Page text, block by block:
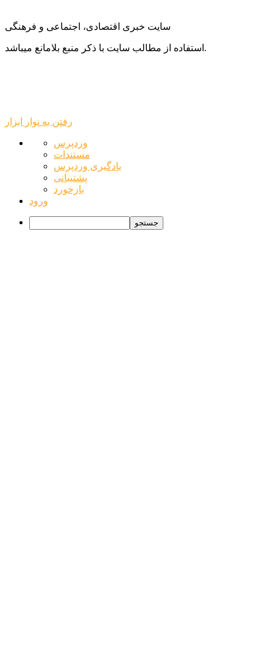
سایت خبری اقتصادی، اجتماعی و فرهنگی
استفاده از مطالب سایت با ذکر منبع بلامانع میباشد.
رفتن به نوار ابزار
درباره
وردپرس
وردپرس
مستندات
یادگیری وردپرس
پشتیبانی
بازخورد
ورود
جستجو